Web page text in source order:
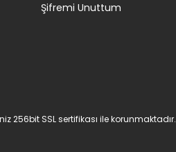
Şifremi Unuttum
256bit SSL sertifikası ile korunmaktadır.